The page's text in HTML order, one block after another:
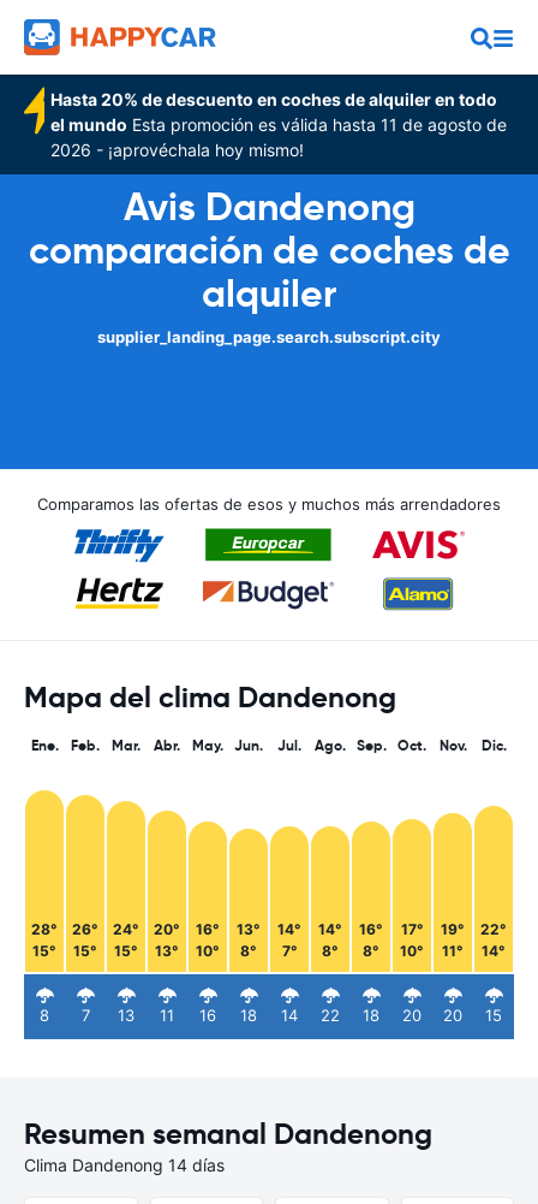
Hasta 20% de descuento en coches de alquiler en todo
el mundo Esta promoción es válida hasta 11 de agosto de
2026 - ¡aprovéchala hoy mismo!
Avis Dandenong
comparación de coches de
alquiler
supplier_landing_page.search.subscript.city
Comparamos las ofertas de esos y muchos más arrendadores
Mapa del clima Dandenong
Ene.
28°
15°
8
Feb.
26°
15°
7
Mar.
24°
15°
13
Abr.
20°
13°
11
May.
16°
10°
16
Jun.
13°
8°
18
Jul.
14°
7°
14
Ago.
14°
8°
22
Sep.
16°
8°
18
Oct.
17°
10°
20
Nov.
19°
11°
20
Dic.
22°
14°
15
Resumen semanal Dandenong
Clima Dandenong 14 días